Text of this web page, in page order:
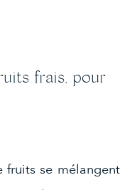
frais, pour
fruits se mélangent